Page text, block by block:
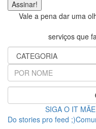
Vale a pena dar uma
serviços que
SIGA O IT
Do stories pro feed